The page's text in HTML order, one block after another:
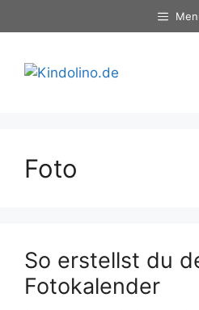
Inhalt
Foto
So erstellst du
Fotokalender